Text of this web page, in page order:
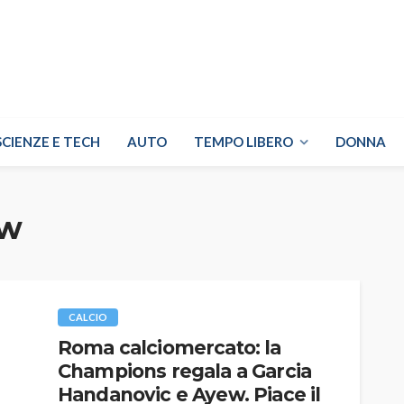
E TECH AUTO TEMPO LIBERO DONNA
CALCIO
Roma calciomercato: la
Champions regala a Garcia
Handanovic e Ayew. Piace il